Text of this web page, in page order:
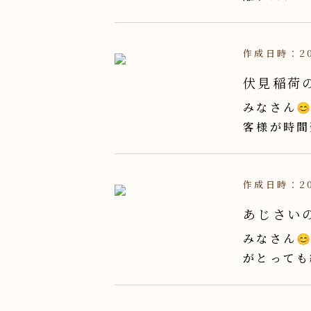
作成日時：
伏見稲
みなさん
客様が時
作成日時：
あじさい
みなさん
がとって